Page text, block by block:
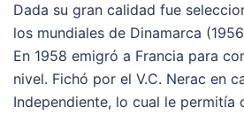
Dada su gran calidad fue
los mundiales de Dinamarca
En 1958 emigró a Francia para
nivel. Fichó por el V.C. Nerac en
Independiente, lo cual le permitía